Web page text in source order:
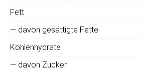
Fett
— davon gesättigte Fette
Kohlenhydrate
— davon Zucker